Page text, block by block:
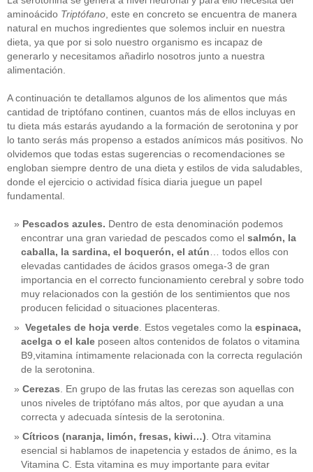
aminoácido Triptófano, este en concreto se encuentra de manera
natural en muchos ingredientes que solemos incluir en nuestra
dieta, ya que por si solo nuestro organismo es incapaz de
generarlo y necesitamos añadirlo nosotros junto a nuestra
alimentación.
A continuación te detallamos algunos de los alimentos que más
cantidad de triptófano continen, cuantos más de ellos incluyas en
tu dieta más estarás ayudando a la formación de serotonina y por
lo tanto serás más propenso a estados anímicos más positivos. No
olvidemos que todas estas sugerencias o recomendaciones se
engloban siempre dentro de una dieta y estilos de vida saludables,
donde el ejercicio o actividad física diaria juegue un papel
fundamental.
Pescados azules. Dentro de esta denominación podemos
encontrar una gran variedad de pescados como el salmón, la
caballa, la sardina, el boquerón, el atún… todos ellos con
elevadas cantidades de ácidos grasos omega-3 de gran
importancia en el correcto funcionamiento cerebral y sobre todo
muy relacionados con la gestión de los sentimientos que nos
producen felicidad o situaciones placenteras.
Vegetales de hoja verde. Estos vegetales como la espinaca,
acelga o el kale poseen altos contenidos de folatos o vitamina
B9,vitamina íntimamente relacionada con la correcta regulación
de la serotonina.
Cerezas. En grupo de las frutas las cerezas son aquellas con
unos niveles de triptófano más altos, por que ayudan a una
correcta y adecuada síntesis de la serotonina.
Cítricos (naranja, limón, fresas, kiwi…). Otra vitamina
esencial si hablamos de inapetencia y estados de ánimo, es la
Vitamina C. Esta vitamina es muy importante para evitar